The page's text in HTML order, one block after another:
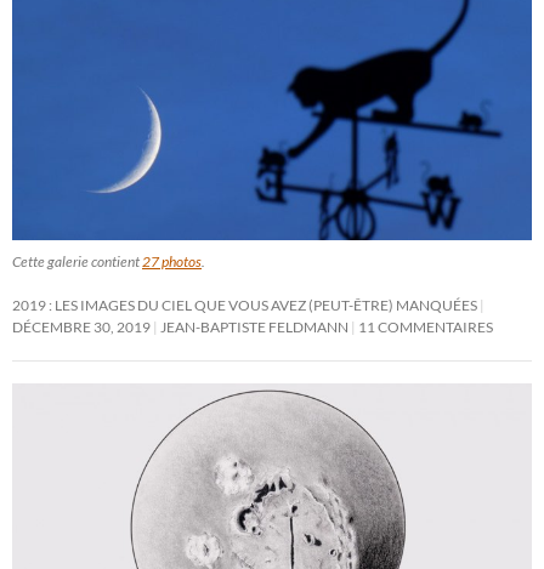
Cette galerie contient 27 photos
2019 : LES IMAGES DU CIEL QUE VOUS AVEZ (PEUT-ÊTRE) MANQUÉES
DÉCEMBRE 30, 2019
JEAN-BAPTISTE FELDMANN 11 COMMENTAIRES